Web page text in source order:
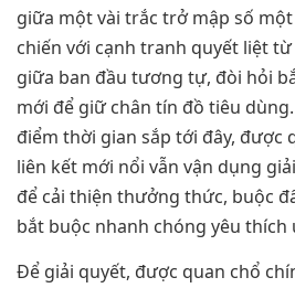
giữa một vài trắc trở mập số
chiến với cạnh tranh quyết liệt
giữa ban đầu tương tự, đòi hỏi
mới để giữ chân tín đồ tiêu
điểm thời gian sắp tới đây, được
liên kết mới nổi vẫn vận dụng
để cải thiện thưởng thức, buộc
bắt buộc nhanh chóng yêu thích
Để giải quyết, được quan chổ